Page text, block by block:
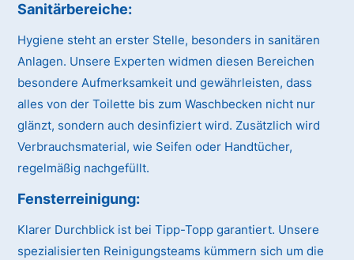
Sanitärbereiche:
Hygiene steht an erster Stelle, besonders in sanitären
Anlagen. Unsere Experten widmen diesen Bereichen
besondere Aufmerksamkeit und gewährleisten, dass
alles von der Toilette bis zum Waschbecken nicht nur
glänzt, sondern auch desinfiziert wird. Zusätzlich wird
Verbrauchsmaterial, wie Seifen oder Handtücher,
regelmäßig nachgefüllt.
Fensterreinigung:
Klarer Durchblick ist bei Tipp-Topp garantiert. Unsere
spezialisierten Reinigungsteams kümmern sich um die